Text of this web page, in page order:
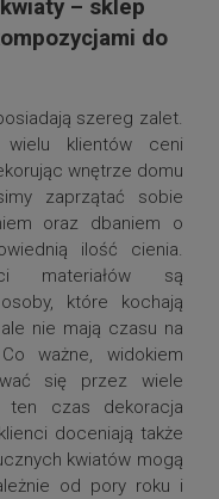
– sklep
do
szereg zalet.
wielu klientów ceni
wnętrze domu
zaprzątać sobie
oraz dbaniem o
ilość cienia.
materiałów są
które kochają
nie mają czasu na
ważne, widokiem
się przez wiele
ten czas dekoracja
doceniają także
kwiatów mogą
od pory roku i